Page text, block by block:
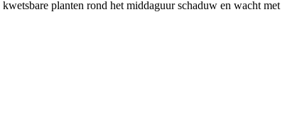
planten rond het middaguur schaduw en wacht met